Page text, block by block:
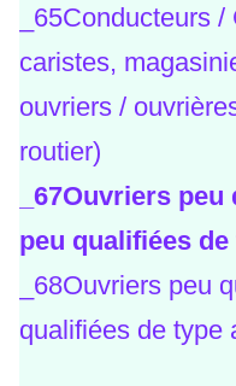
65Conducteurs /
caristes,
ouvriers /
routier)
67Ouvriers peu
peu qualifiées
68Ouvriers peu
qualifiées de type